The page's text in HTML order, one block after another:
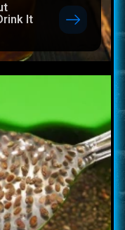
It